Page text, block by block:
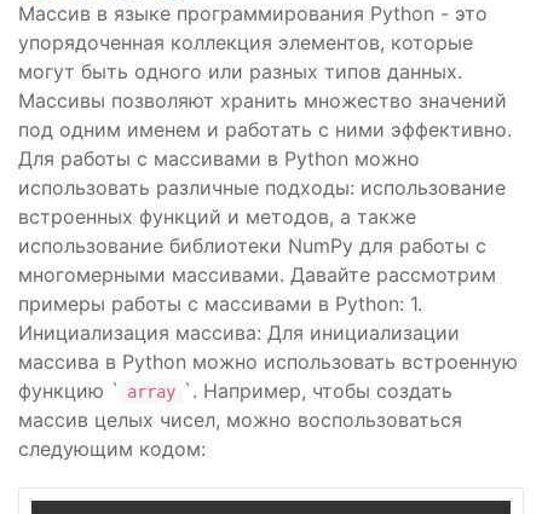
Массив в языке программирования Python - это
упорядоченная коллекция элементов, которые
могут быть одного или разных типов данных.
Массивы позволяют хранить множество значений
под одним именем и работать с ними эффективно.
Для работы с массивами в Python можно
использовать различные подходы: использование
встроенных функций и методов, а также
использование библиотеки NumPy для работы с
многомерными массивами. Давайте рассмотрим
примеры работы с массивами в Python: 1.
Инициализация массива: Для инициализации
массива в Python можно использовать встроенную
функцию `
array `. Например, чтобы создать
массив целых чисел, можно воспользоваться
следующим кодом: